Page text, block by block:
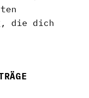
die dich